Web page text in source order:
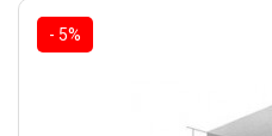
- 5%